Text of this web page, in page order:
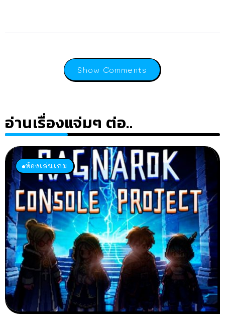
Show Comments
อ่านเรื่องแจ่มๆ ต่อ..
ห้องเล่นเกม